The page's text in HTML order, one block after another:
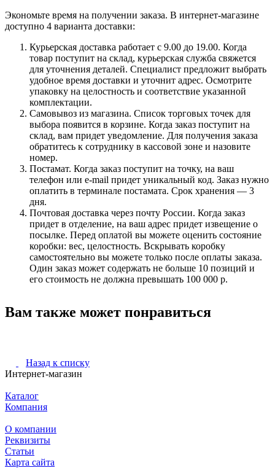
Экономьте время на получении заказа. В интернет-магазине
доступно 4 варианта доставки:
Курьерская доставка работает с 9.00 до 19.00. Когда
товар поступит на склад, курьерская служба свяжется
для уточнения деталей. Специалист предложит выбрать
удобное время доставки и уточнит адрес. Осмотрите
упаковку на целостность и соответствие указанной
комплектации.
Самовывоз из магазина. Список торговых точек для
выбора появится в корзине. Когда заказ поступит на
склад, вам придет уведомление. Для получения заказа
обратитесь к сотруднику в кассовой зоне и назовите
номер.
Постамат. Когда заказ поступит на точку, на ваш
телефон или e-mail придет уникальный код. Заказ нужно
оплатить в терминале постамата. Срок хранения — 3
дня.
Почтовая доставка через почту России. Когда заказ
придет в отделение, на ваш адрес придет извещение о
посылке. Перед оплатой вы можете оценить состояние
коробки: вес, целостность. Вскрывать коробку
самостоятельно вы можете только после оплаты заказа.
Один заказ может содержать не больше 10 позиций и
его стоимость не должна превышать 100 000 р.
Вам также может понравиться
Назад к списку
Интернет-магазин
Каталог
Компания
О компании
Реквизиты
Статьи
Карта сайта